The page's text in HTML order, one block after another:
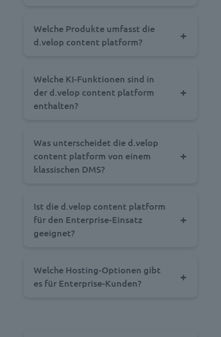
Welche Produkte umfasst die
d.velop content platform?
Welche KI-Funktionen sind in
der d.velop content platform
enthalten?
Was unterscheidet die d.velop
content platform von einem
klassischen DMS?
Ist die d.velop content platform
für den Enterprise-Einsatz
geeignet?
Welche Hosting-Optionen gibt
es für Enterprise-Kunden?